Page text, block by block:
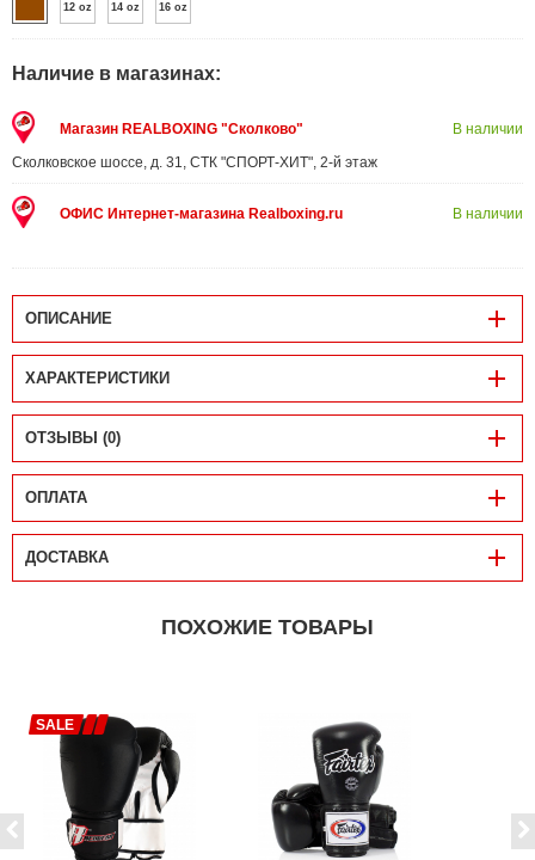
12 oz 14 oz 16 oz
Наличие в магазинах:
Магазин REALBOXING "Сколково"
Сколковское шоссе, д. 31, СТК "СПОРТ-ХИТ", 2-й этаж
В наличии
ОФИС Интернет-магазина Realboxing.ru В наличии
ОПИСАНИЕ
ХАРАКТЕРИСТИКИ
ОТЗЫВЫ (0)
ОПЛАТА
ДОСТАВКА
ПОХОЖИЕ ТОВАРЫ
SALE